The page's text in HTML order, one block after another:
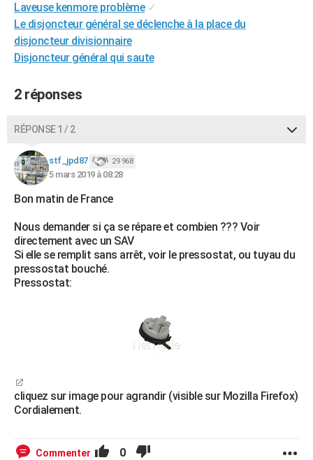
GUIDES D'ACHAT
BONS PLANS
Carte de Noël
Carte Bonne année
Carte Saint-Valentin
Carte Pâques
Carte d'anniversaire
DICTIONNAIRE
Dictionnaire
Biographies
Citations
Expressions
Proverbes
PROGRAMME TV
COPAINS D'AVANT
S'inscrire
Se connecter
Lycées
Collèges
Primaires
Universités
Entreprises
Service militaire
Avis de recherche
AVIS DE DÉCÈS
Bricolage
Lifestyle
Culture
Sport
Auto
Television
Voyage
Cinema
Laveuse kenmore problème ✓
Le disjoncteur général se déclenche à la place du
disjoncteur divisionnaire
Disjoncteur général qui saute
2 réponses
RÉPONSE 1 / 2
stf_jpd87 29 968
5 mars 2019 à 08:28
Bon matin de France
Nous demander si ça se répare et combien ??? Voir
directement avec un SAV
Si elle se remplit sans arrêt, voir le pressostat, ou tuyau du
pressostat bouché.
Pressostat:
cliquez sur image pour agrandir (visible sur Mozilla Firefox)
Cordialement.
Commenter 0